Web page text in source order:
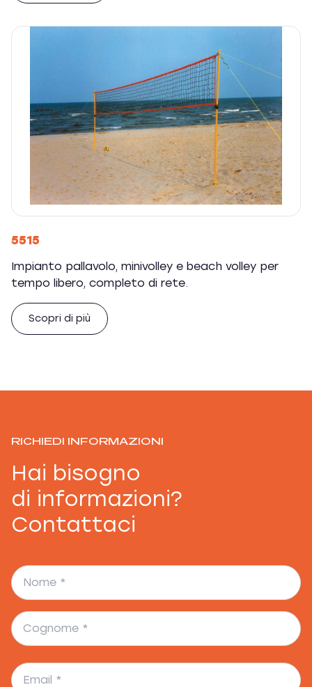
5515
Impianto pallavolo, minivolley e beach volley per
tempo libero, completo di rete.
Scopri di più
RICHIEDI INFORMAZIONI
Hai bisogno
di informazioni?
Contattaci